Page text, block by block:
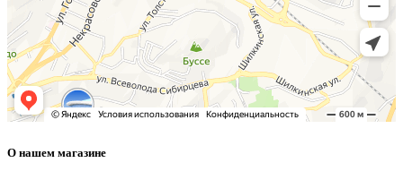
О нашем магазине